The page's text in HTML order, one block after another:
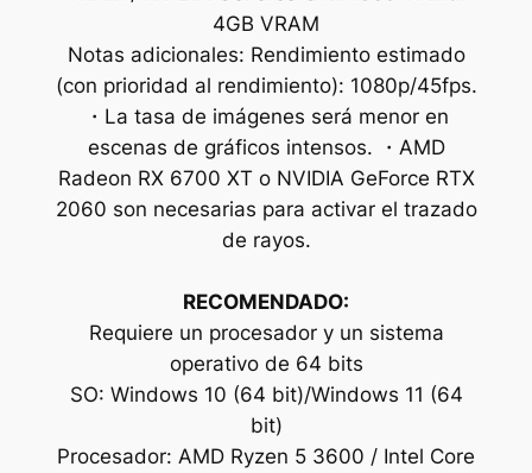
4GB VRAM
Notas adicionales: Rendimiento estimado
(con prioridad al rendimiento): 1080p/45fps.
・La tasa de imágenes será menor en
escenas de gráficos intensos. ・AMD
Radeon RX 6700 XT o NVIDIA GeForce RTX
2060 son necesarias para activar el trazado
de rayos.
RECOMENDADO:
Requiere un procesador y un sistema
operativo de 64 bits
SO: Windows 10 (64 bit)/Windows 11 (64
bit)
Procesador: AMD Ryzen 5 3600 / Intel Core